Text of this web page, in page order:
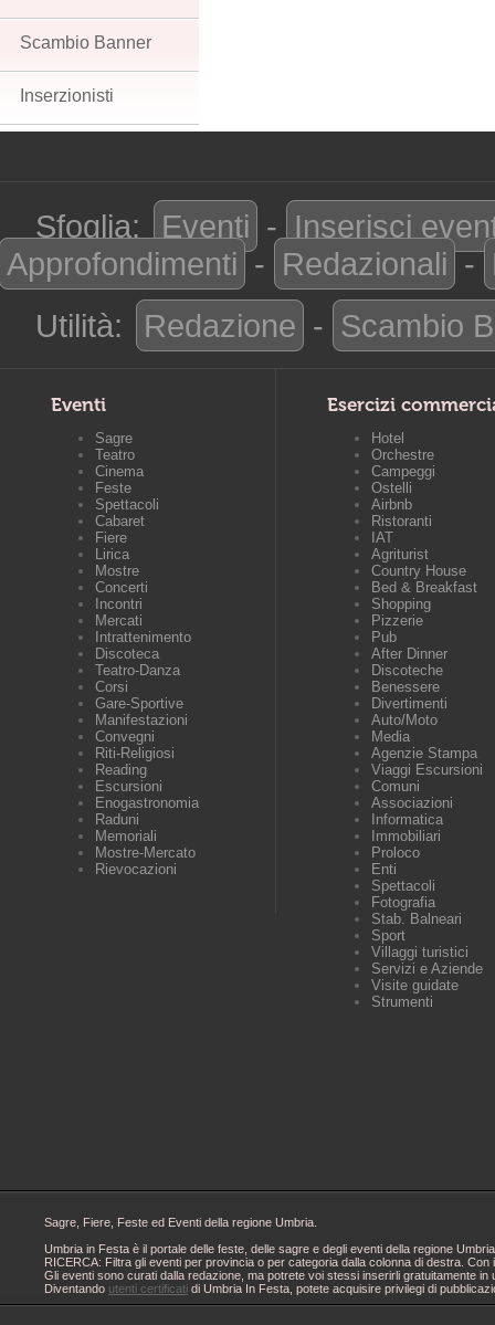
Scambio Banner
Inserzionisti
Sfoglia: Eventi - Inserisci
Approfondimenti - Redazionali -
Utilità:
Redazione - Scambio
Eventi
Sagre
Teatro
Cinema
Feste
Spettacoli
Cabaret
Fiere
Lirica
Mostre
Concerti
Incontri
Mercati
Intrattenimento
Discoteca
Teatro-Danza
Corsi
Gare-Sportive
Manifestazioni
Convegni
Riti-Religiosi
Reading
Escursioni
Enogastronomia
Raduni
Memoriali
Mostre-Mercato
Rievocazioni
Esercizi
Hotel
Orchestre
Campeggi
Ostelli
Airbnb
Ristoranti
IAT
Agriturist
Country House
Bed & Breakfast
Shopping
Pizzerie
Pub
After Dinner
Discoteche
Benessere
Divertimenti
Auto/Moto
Media
Agenzie Stampa
Viaggi Escursioni
Comuni
Associazioni
Informatica
Immobiliari
Proloco
Enti
Spettacoli
Fotografia
Stab. Balneari
Sport
Villaggi turistici
Servizi e Aziende
Visite guidate
Strumenti
Sagre, Fiere, Feste ed Eventi della regione Umbria.
Umbria in Festa è il portale delle feste, delle sagre e degli eventi della regione
RICERCA: Filtra gli eventi per provincia o per categoria dalla colonna di destra.
Gli eventi sono curati dalla redazione, ma potrete voi stessi inserirli gratuitamente
Diventando utenti certificati di Umbria In Festa, potete acquisire privilegi di